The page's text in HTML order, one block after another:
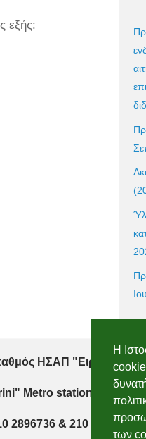
εξής:
ΗΣΑΠ "Ειρήνη", 151
Metro station, 151 22,
2896736 & 210 2896750
Η
των